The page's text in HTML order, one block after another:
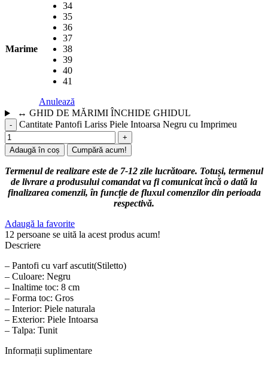
Marime
34
35
36
37
38
39
40
41
Anulează
↔ GHID DE MĂRIMI ÎNCHIDE GHIDUL
Cantitate Pantofi Lariss Piele Intoarsa Negru cu Imprimeu
Adaugă în coș Cumpără acum!
Termenul de realizare este de 7-12 zile lucrătoare. Totuși, termenul
de livrare a produsului comandat va fi comunicat încă o dată la
finalizarea comenzii, în funcție de fluxul comenzilor din perioada
respectivă.
Adaugă la favorite
12 persoane se uită la acest produs acum!
Descriere
– Pantofi cu varf ascutit(Stiletto)
– Culoare: Negru
– Inaltime toc: 8 cm
– Forma toc: Gros
– Interior: Piele naturala
– Exterior: Piele Intoarsa
– Talpa: Tunit
Informații suplimentare